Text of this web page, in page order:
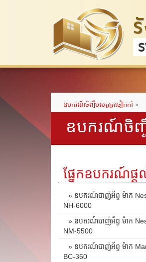
ឧបករណ៍ចិញ្ចឹមសត្វត្រចៀកកាំ »
ឧបករណ៍ចិញ្
ផ្នែកឧបករណ៍ផ្
» ឧបករណ៍បាញ់អ័ព្ទ ម៉ាក
NH-6000
» ឧបករណ៍បាញ់អ័ព្ទ ម៉ាក
NM-5500
» ឧបករណ៍បាញ់អ័ព្ទ ម៉ាក
BC-360